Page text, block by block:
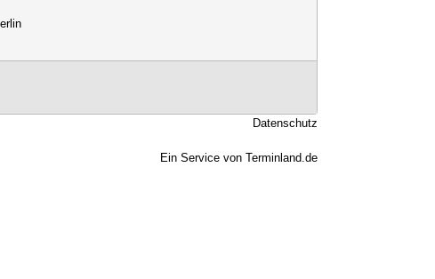
Datenschutz
Ein Service von Terminland.de